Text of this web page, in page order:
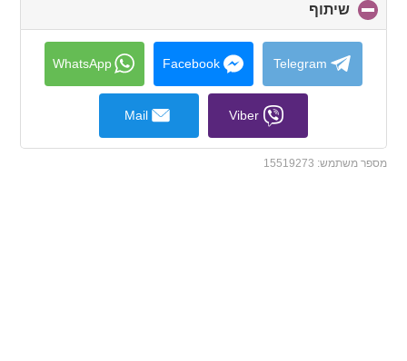
שיתוף
to
collapse
contents
Telegram
Facebook
WhatsApp
Viber
Mail
מספר משתמש: 15519273